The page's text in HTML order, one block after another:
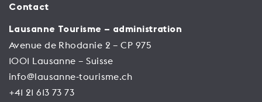
Contact
Lausanne Tourisme – administration
Avenue de Rhodanie 2 – CP 975
1001 Lausanne – Suisse
info@lausanne-tourisme.ch
+41 21 613 73 73